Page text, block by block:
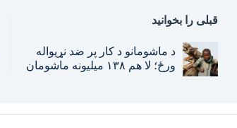
قبلی را بخوانید
د ماشومانو د کار پر ضد نړیواله
ورځ؛ لا هم ۱۳۸ میلیونه ماشومان